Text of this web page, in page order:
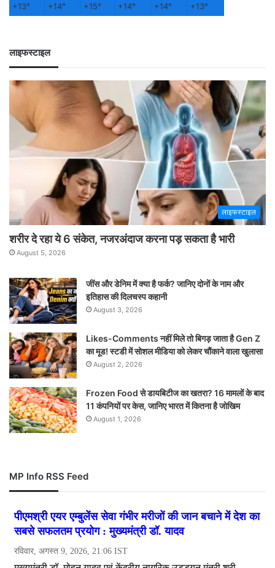
+13° +14° +15° +14° +14° +13°
लाइफस्टाइल
लाइफस्टाइल
शरीर दे रहा ये 6 संकेत, नजरअंदाज करना पड़ सकता है भारी
August 5, 2026
जींस और डेनिम में क्या है फर्क? जानिए दोनों के नाम और
इतिहास की दिलचस्प कहानी
August 3, 2026
Likes-Comments नहीं मिले तो बिगड़ जाता है Gen Z
का मूड! स्टडी में सोशल मीडिया को लेकर चौंकाने वाला खुलासा
August 2, 2026
Frozen Food से डायबिटीज का खतरा? 16 मामलों के बाद
11 कंपनियों पर केस, जानिए भारत में कितना है जोखिम
August 1, 2026
MP Info RSS Feed